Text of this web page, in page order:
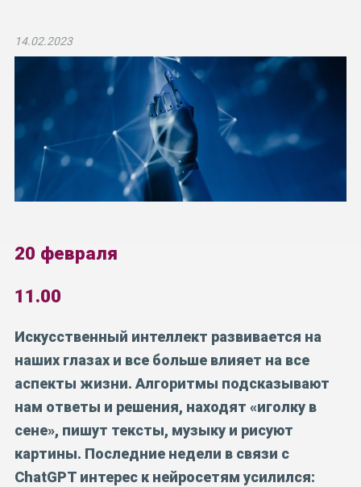
14.02.2023
20 февраля
11.00
Искусственный интеллект развивается на
наших глазах и все больше влияет на все
аспекты жизни. Алгоритмы подсказывают
нам ответы и решения, находят «иголку в
сене», пишут тексты, музыку и рисуют
картины. Последние недели в связи с
ChatGPT интерес к нейросетям усилился: